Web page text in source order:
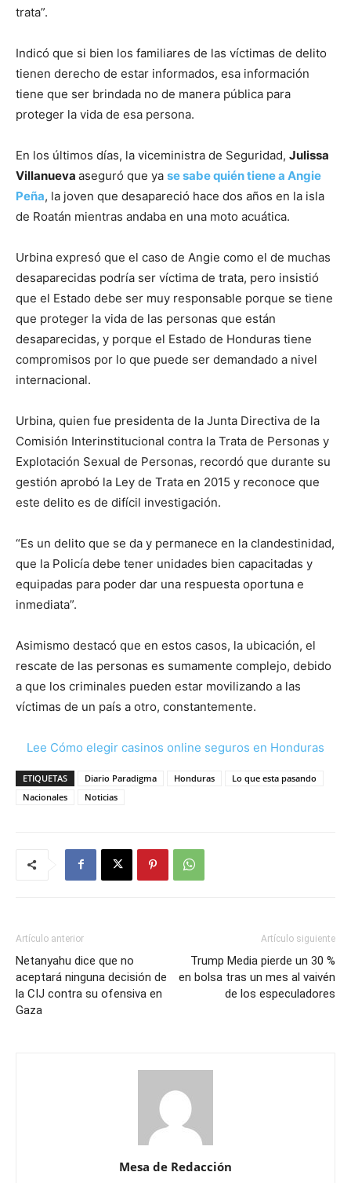
trata”.
Indicó que si bien los familiares de las víctimas de delito
tienen derecho de estar informados, esa información
tiene que ser brindada no de manera pública para
proteger la vida de esa persona.
En los últimos días, la viceministra de Seguridad, Julissa
Villanueva aseguró que ya se sabe quién tiene a Angie
Peña, la joven que desapareció hace dos años en la isla
de Roatán mientras andaba en una moto acuática.
Urbina expresó que el caso de Angie como el de muchas
desaparecidas podría ser víctima de trata, pero insistió
que el Estado debe ser muy responsable porque se tiene
que proteger la vida de las personas que están
desaparecidas, y porque el Estado de Honduras tiene
compromisos por lo que puede ser demandado a nivel
internacional.
Urbina, quien fue presidenta de la Junta Directiva de la
Comisión Interinstitucional contra la Trata de Personas y
Explotación Sexual de Personas, recordó que durante su
gestión aprobó la Ley de Trata en 2015 y reconoce que
este delito es de difícil investigación.
“Es un delito que se da y permanece en la clandestinidad,
que la Policía debe tener unidades bien capacitadas y
equipadas para poder dar una respuesta oportuna e
inmediata”.
Asimismo destacó que en estos casos, la ubicación, el
rescate de las personas es sumamente complejo, debido
a que los criminales pueden estar movilizando a las
víctimas de un país a otro, constantemente.
Lee Cómo elegir casinos online seguros en Honduras
ETIQUETAS Diario Paradigma Honduras
Lo que esta pasando
Nacionales
Noticias
Artículo anterior
Netanyahu dice que no
aceptará ninguna decisión de
la CIJ contra su ofensiva en
Gaza
Artículo siguiente
Trump Media pierde un 30 %
en bolsa tras un mes al vaivén
de los especuladores
Mesa de Redacción